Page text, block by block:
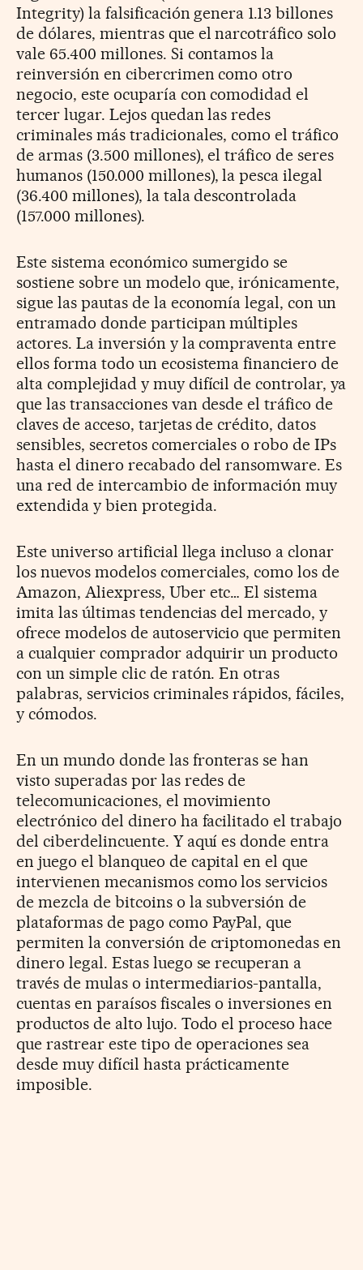
Integrity) la falsificación genera 1.13 billones
de dólares, mientras que el narcotráfico solo
vale 65.400 millones. Si contamos la
reinversión en cibercrimen como otro
negocio, este ocuparía con comodidad el
tercer lugar. Lejos quedan las redes
criminales más tradicionales, como el tráfico
de armas (3.500 millones), el tráfico de seres
humanos (150.000 millones), la pesca ilegal
(36.400 millones), la tala descontrolada
(157.000 millones).
Este sistema económico sumergido se
sostiene sobre un modelo que, irónicamente,
sigue las pautas de la economía legal, con un
entramado donde participan múltiples
actores. La inversión y la compraventa entre
ellos forma todo un ecosistema financiero de
alta complejidad y muy difícil de controlar, ya
que las transacciones van desde el tráfico de
claves de acceso, tarjetas de crédito, datos
sensibles, secretos comerciales o robo de IPs
hasta el dinero recabado del ransomware. Es
una red de intercambio de información muy
extendida y bien protegida.
Este universo artificial llega incluso a clonar
los nuevos modelos comerciales, como los de
Amazon, Aliexpress, Uber etc… El sistema
imita las últimas tendencias del mercado, y
ofrece modelos de autoservicio que permiten
a cualquier comprador adquirir un producto
con un simple clic de ratón. En otras
palabras, servicios criminales rápidos, fáciles,
y cómodos.
En un mundo donde las fronteras se han
visto superadas por las redes de
telecomunicaciones, el movimiento
electrónico del dinero ha facilitado el trabajo
del ciberdelincuente. Y aquí es donde entra
en juego el blanqueo de capital en el que
intervienen mecanismos como los servicios
de mezcla de bitcoins o la subversión de
plataformas de pago como PayPal, que
permiten la conversión de criptomonedas en
dinero legal. Estas luego se recuperan a
través de mulas o intermediarios-pantalla,
cuentas en paraísos fiscales o inversiones en
productos de alto lujo. Todo el proceso hace
que rastrear este tipo de operaciones sea
desde muy difícil hasta prácticamente
imposible.